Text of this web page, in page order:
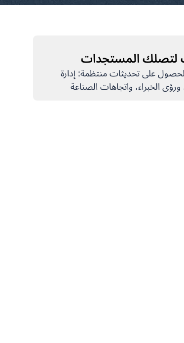
لتصلك المستجدات
على تحديثات منتظمة: إدارة
الخبراء، واتجاهات الصناعة